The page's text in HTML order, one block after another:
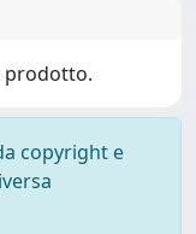
prodotto.
copyright e